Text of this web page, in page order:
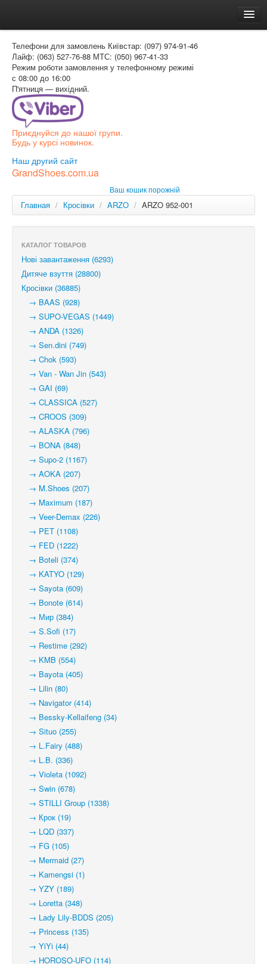
Доставка и оплата
Как заказать
Контакти
Таблиця розмірів
Вхід для покупця
РОС
Телефони для замовлень Київстар: (097) 974-91-46
Лайф: (063) 527-76-88 МТС: (050) 967-41-33
Режим роботи замовлення у телефонному режимі
с 08:00 до 16:00
П'ятниця — вихідний.
Приєднуйся до нашої групи.
Будь у курсі новинок.
Наш другий сайт
GrandShoes.com.ua
Ваш кошик порожній
Главная / Кросівки / ARZO / ARZO 952-001
КАТАЛОГ ТОВАРОВ
Нові завантаження (6293)
Дитяче взуття (28800)
Кросівки (36885)
→ BAAS (928)
→ SUPO-VEGAS (1449)
→ ANDA (1326)
→ Sen.dini (749)
→ Chok (593)
→ Van - Wan Jin (543)
→ GAI (69)
→ CLASSICA (527)
→ CROOS (309)
→ ALASKA (796)
→ BONA (848)
→ Supo-2 (1167)
→ AOKA (207)
→ M.Shoes (207)
→ Maximum (187)
→ Veer-Demax (226)
→ PET (1108)
→ FED (1222)
→ Boteli (374)
→ KATYO (129)
→ Sayota (609)
→ Bonote (614)
→ Мир (384)
→ S.Sofi (17)
→ Restime (292)
→ KMB (554)
→ Bayota (405)
→ Lilin (80)
→ Navigator (414)
→ Bessky-Kellaifeng (34)
→ Situo (255)
→ L.Fairy (488)
→ L.B. (336)
→ Violeta (1092)
→ Swin (678)
→ STILLI Group (1338)
→ Крок (19)
→ LQD (337)
→ FG (105)
→ Mermaid (27)
→ Kamengsi (1)
→ YZY (189)
→ Loretta (348)
→ Lady Lily-BDDS (205)
→ Princess (135)
→ YiYi (44)
→ HOROSO-UFO (114)